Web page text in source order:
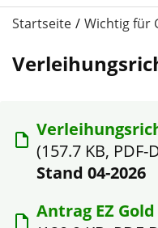
Startseite Wichtig für
(157.7 KB, PDF-
Stand 04-2026
Antrag EZ